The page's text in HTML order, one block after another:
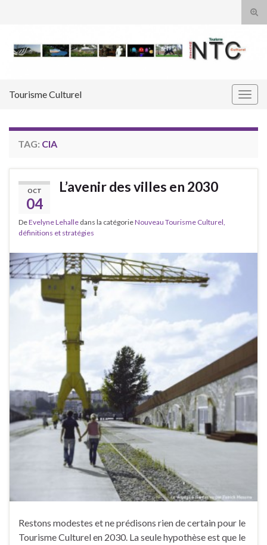
Tourisme Culturel
TAG: CIA
OCT
04
L’avenir des villes en 2030
DeEvelyne Lehalle dans la catégorieNouveau Tourisme Culturel,
définitions et stratégies
Restons modestes et ne prédisons rien de certain pour le
Tourisme Culturel en 2030. La seule hypothèse est que le